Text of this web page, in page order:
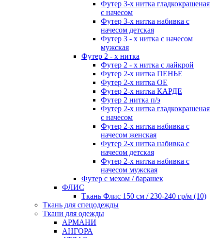
Футер 3-х нитка гладкокрашеная
с начесом
Футер 3-х нитка набивка с
начесом детская
Футер 3 - х нитка с начесом
мужская
Футер 2 - х нитка
Футер 2 - х нитка с лайкрой
Футер 2-х нитка ПЕНЬЕ
Футер 2-х нитка ОЕ
Футер 2-х нитка КАРДЕ
Футер 2 нитка п/э
Футер 2-х нитка гладкокрашеная
с начесом
Футер 2-х нитка набивка с
начесом женская
Футер 2-х нитка набивка с
начесом детская
Футер 2-х нитка набивка с
начесом мужская
Футер с мехом / барашек
ФЛИС
Ткань Флис 150 см / 230-240 гр/м (10)
Ткань для спецодежды
Ткани для одежды
АРМАНИ
АНГОРА